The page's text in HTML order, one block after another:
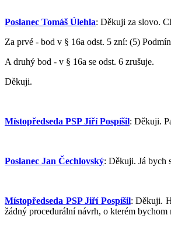
Poslanec Tomáš Úlehla: Děkuji za slovo.
Za prvé - bod v § 16a odst. 5 zní: (5)
A druhý bod - v § 16a se odst. 6 zrušuje.
Děkuji.
Místopředseda PSP Jiří Pospíšil: Děkuji.
Poslanec Jan Čechlovský: Děkuji. Já bych
Místopředseda PSP Jiří Pospíšil: Děkuji.
žádný procedurální návrh, o kterém